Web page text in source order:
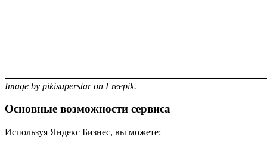
Image by pikisuperstar on Freepik.
Основные возможности сервиса
Используя Яндекс Бизнес, вы можете: